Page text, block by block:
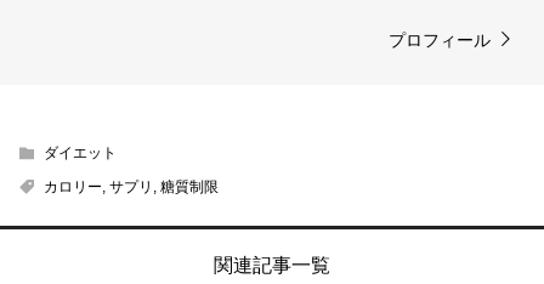
プロフィール
ダイエット
カロリー サプリ 糖質制限
関連記事一覧